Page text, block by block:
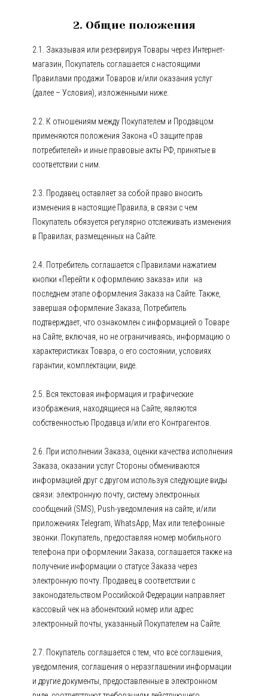
2. Общие положения
2.1. Заказывая или резервируя Товары через Интернет-
магазин, Покупатель соглашается с настоящими
Правилами продажи Товаров и/или оказания услуг
(далее – Условия), изложенными ниже.
2.2. К отношениям между Покупателем и Продавцом
применяются положения Закона «О защите прав
потребителей» и иные правовые акты РФ, принятые в
соответствии с ним.
2.3. Продавец оставляет за собой право вносить
изменения в настоящие Правила, в связи с чем
Покупатель обязуется регулярно отслеживать изменения
в Правилах, размещенных на Сайте.
2.4. Потребитель соглашается с Правилами нажатием
кнопки «Перейти к оформлению заказа» или на
последнем этапе оформления Заказа на Сайте. Также,
завершая оформление Заказа, Потребитель
подтверждает, что ознакомлен с информацией о Товаре
на Сайте, включая, но не ограничиваясь, информацию о
характеристиках Товара, о его состоянии, условиях
гарантии, комплектации, виде.
2.5. Вся текстовая информация и графические
изображения, находящиеся на Сайте, являются
собственностью Продавца и/или его Контрагентов.
2.6. При исполнении Заказа, оценки качества исполнения
Заказа, оказании услуг Стороны обмениваются
информацией друг с другом используя следующие виды
связи: электронную почту, систему электронных
сообщений (SMS), Push-уведомления на сайте, и/или
приложениях Telegram, WhatsApp, Max или телефонные
звонки. Покупатель, предоставляя номер мобильного
телефона при оформлении Заказа, соглашается также на
получение информации о статусе Заказа через
электронную почту. Продавец в соответствии с
законодательством Российской Федерации направляет
кассовый чек на абонентский номер или адрес
электронный почты, указанный Покупателем на Сайте.
2.7. Покупатель соглашается с тем, что все соглашения,
уведомления, соглашения о неразглашении информации
и другие документы, предоставленные в электронном